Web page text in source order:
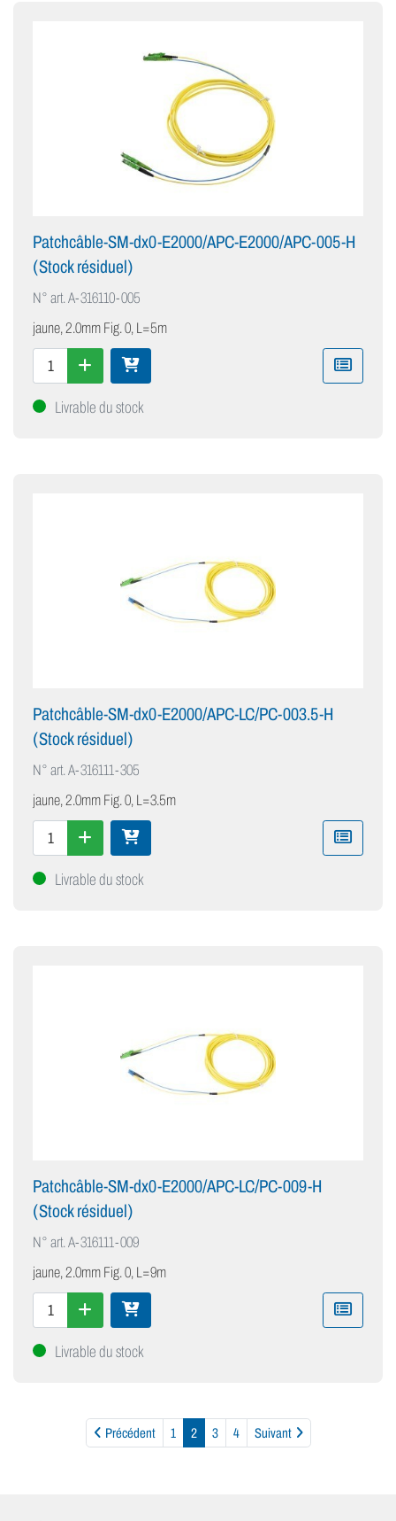
Patchcâble-SM-dx0-E2000/APC-E2000/APC-005-H
(Stock résiduel)
N° art.A-316110-005
jaune, 2.0mm Fig. 0, L=5m
Livrable du stock
Patchcâble-SM-dx0-E2000/APC-LC/PC-003.5-H
(Stock résiduel)
N° art.A-316111-305
jaune, 2.0mm Fig. 0, L=3.5m
Livrable du stock
Patchcâble-SM-dx0-E2000/APC-LC/PC-009-H
(Stock résiduel)
N° art.A-316111-009
jaune, 2.0mm Fig. 0, L=9m
Livrable du stock
PrécédentPrécédent
1 2 3 4 Suivant Suivant